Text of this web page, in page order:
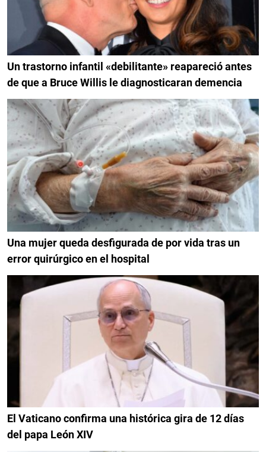
Un trastorno infantil «debilitante» reapareció antes
de que a Bruce Willis le diagnosticaran demencia
Una mujer queda desfigurada de por vida tras un
error quirúrgico en el hospital
El Vaticano confirma una histórica gira de 12 días
del papa León XIV